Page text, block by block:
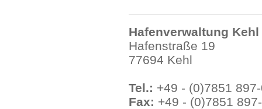
Hafenverwaltung Kehl
Hafenstraße 19
77694 Kehl
Tel.: +49 - (0)7851
Fax: +49 - (0)7851